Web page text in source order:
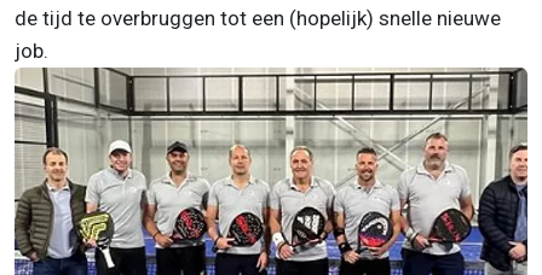
de tijd te overbruggen tot een (hopelijk) snelle nieuwe
job.